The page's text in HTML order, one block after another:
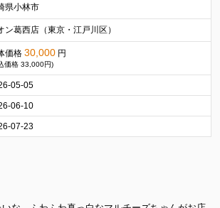
県小林市
ン葛西店（東京・江戸川区）
価格 30,000 円
価格 33,000円)
05-05
06-10
07-23